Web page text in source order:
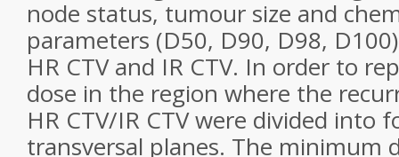
node status, tumour size and
parameters (D50, D90, D98,
HR CTV and IR CTV. In order to
dose in the region where the
HR CTV/IR CTV were divided into
transversal planes. The minimum